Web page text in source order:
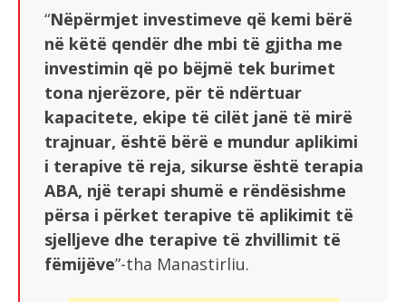
“Nëpërmjet investimeve që kemi bërë
në këtë qendër dhe mbi të gjitha me
investimin që po bëjmë tek burimet
tona njerëzore, për të ndërtuar
kapacitete, ekipe të cilët janë të mirë
trajnuar, është bërë e mundur aplikimi
i terapive të reja, sikurse është terapia
ABA, një terapi shumë e rëndësishme
përsa i përket terapive të aplikimit të
sjelljeve dhe terapive të zhvillimit të
fëmijëve”-tha Manastirliu.